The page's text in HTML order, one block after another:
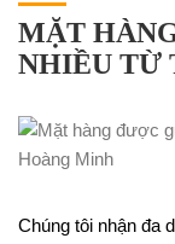
MẶT
NHIỀU TỪ
Chúng tôi nhận đa